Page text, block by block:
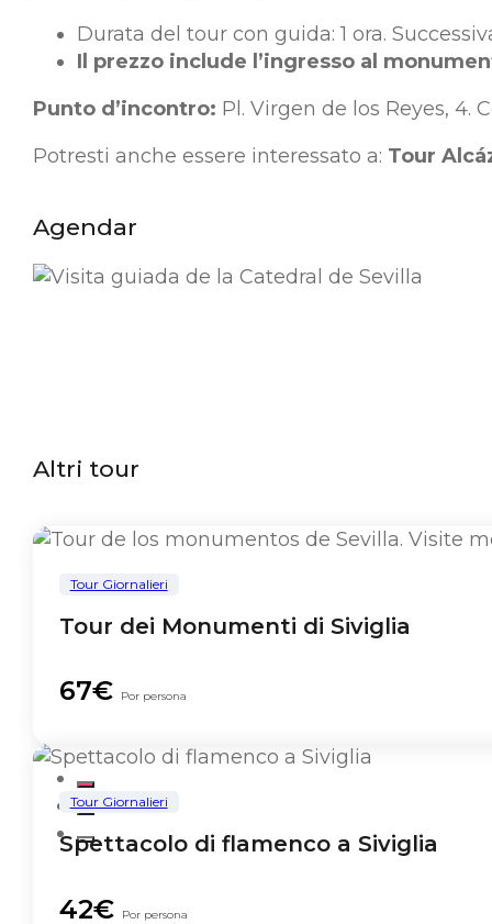
Durata del tour con guida: 1 ora.
Il prezzo include l’ingresso al
Punto d’incontro: Pl. Virgen de los Reyes, 4.
Potresti anche essere interessato a: Tour
Agendar
Altri tour
Tour Giornalieri
Tour dei Monumenti di Siviglia
67€ Por persona
Tour Giornalieri
Spettacolo di flamenco a Siviglia
42€ Por persona